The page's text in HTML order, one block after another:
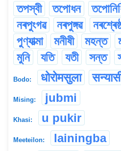
তপস্বী
তপোধন
নৰপুংগৱ
নৰপুঙ্গৱ
পুণ্যাত্মা
মনীষী মহন্ত
মুনি
যতি যতী সন্ত
Bodo: धोरोमसुला
Mising: jubmi
Khasi: u pukir
Meeteilon: lainingba